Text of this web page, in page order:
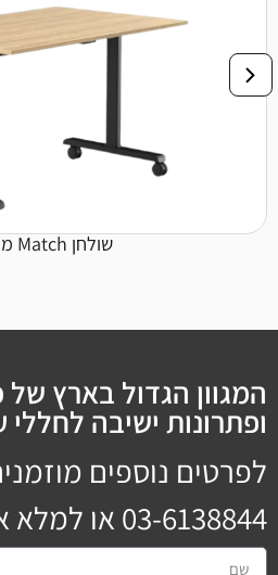
שולחן Match מתקפל
המגוון הגדול בארץ
ופתרונות ישיבה לחללי
לפרטים נוספים
03-6138844או למלא